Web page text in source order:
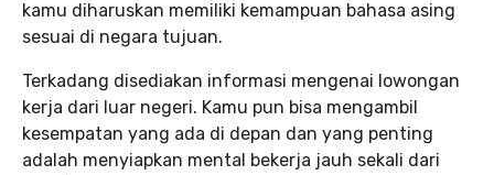
kamu diharuskan memiliki kemampuan bahasa asing
sesuai di negara tujuan.
Terkadang disediakan informasi mengenai lowongan
kerja dari luar negeri. Kamu pun bisa mengambil
kesempatan yang ada di depan dan yang penting
adalah menyiapkan mental bekerja jauh sekali dari